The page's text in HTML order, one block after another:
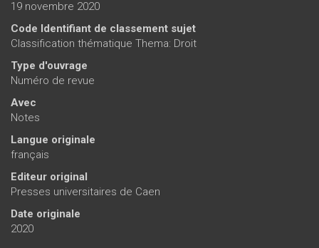
19 novembre 2020
Code Identifiant de classement sujet
Classification thématique Thema: Droit
Type d'ouvrage
Numéro de revue
Avec
Notes
Langue originale
français
Editeur original
Presses universitaires de Caen
Date originale
2020